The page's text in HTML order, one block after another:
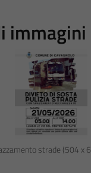
immagini
strade (504 x